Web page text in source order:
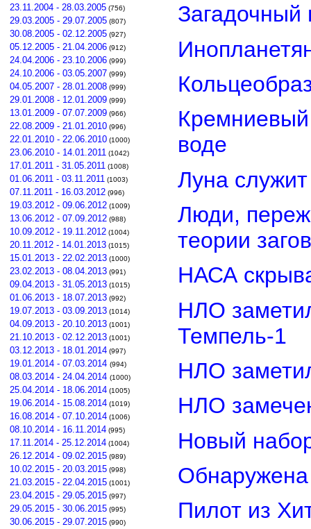
23.11.2004 - 28.03.2005 (756)
29.03.2005 - 29.07.2005 (807)
30.08.2005 - 02.12.2005 (927)
05.12.2005 - 21.04.2006 (912)
24.04.2006 - 23.10.2006 (999)
24.10.2006 - 03.05.2007 (999)
04.05.2007 - 28.01.2008 (999)
29.01.2008 - 12.01.2009 (999)
13.01.2009 - 07.07.2009 (966)
22.08.2009 - 21.01.2010 (996)
22.01.2010 - 22.06.2010 (1000)
23.06.2010 - 14.01.2011 (1042)
17.01.2011 - 31.05.2011 (1008)
01.06.2011 - 03.11.2011 (1003)
07.11.2011 - 16.03.2012 (996)
19.03.2012 - 09.06.2012 (1009)
13.06.2012 - 07.09.2012 (988)
10.09.2012 - 19.11.2012 (1004)
20.11.2012 - 14.01.2013 (1015)
15.01.2013 - 22.02.2013 (1000)
23.02.2013 - 08.04.2013 (991)
09.04.2013 - 31.05.2013 (1015)
01.06.2013 - 18.07.2013 (992)
19.07.2013 - 03.09.2013 (1014)
04.09.2013 - 20.10.2013 (1001)
21.10.2013 - 02.12.2013 (1001)
03.12.2013 - 18.01.2014 (997)
19.01.2014 - 07.03.2014 (994)
08.03.2014 - 24.04.2014 (1000)
25.04.2014 - 18.06.2014 (1005)
19.06.2014 - 15.08.2014 (1019)
16.08.2014 - 07.10.2014 (1006)
08.10.2014 - 16.11.2014 (995)
17.11.2014 - 25.12.2014 (1004)
26.12.2014 - 09.02.2015 (989)
10.02.2015 - 20.03.2015 (998)
21.03.2015 - 22.04.2015 (1001)
23.04.2015 - 29.05.2015 (997)
29.05.2015 - 30.06.2015 (995)
30.06.2015 - 29.07.2015 (990)
воде
Луна
Люди,
теории
НАСА
НЛО
Темпель-1
НЛО
НЛО
Новый
Обнаружена
Пилот из